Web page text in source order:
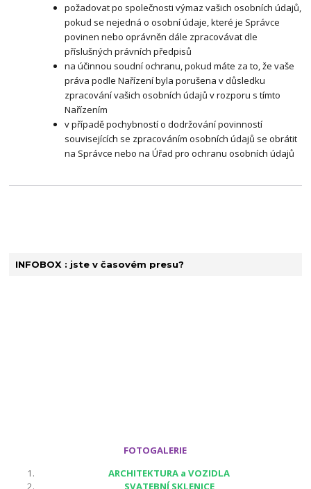
INFOBOX : jste v časovém presu?
FOTOGALERIE
ARCHITEKTURA a VOZIDLA
SVATEBNÍ SKLENICE
požadovat po společnosti výmaz vašich osobních údajů,
pokud se nejedná o osobní údaje, které je Správce
povinen nebo oprávněn dále zpracovávat dle
příslušných právních předpisů
na účinnou soudní ochranu, pokud máte za to, že vaše
práva podle Nařízení byla porušena v důsledku
zpracování vašich osobních údajů v rozporu s tímto
Nařízením
v případě pochybností o dodržování povinností
souvisejících se zpracováním osobních údajů se obrátit
na Správce nebo na Úřad pro ochranu osobních údajů